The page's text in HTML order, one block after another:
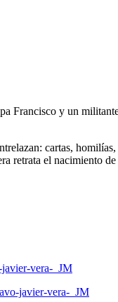
Francisco y un
cartas,
el nacimiento
vera-_JM
javier-vera-_JM